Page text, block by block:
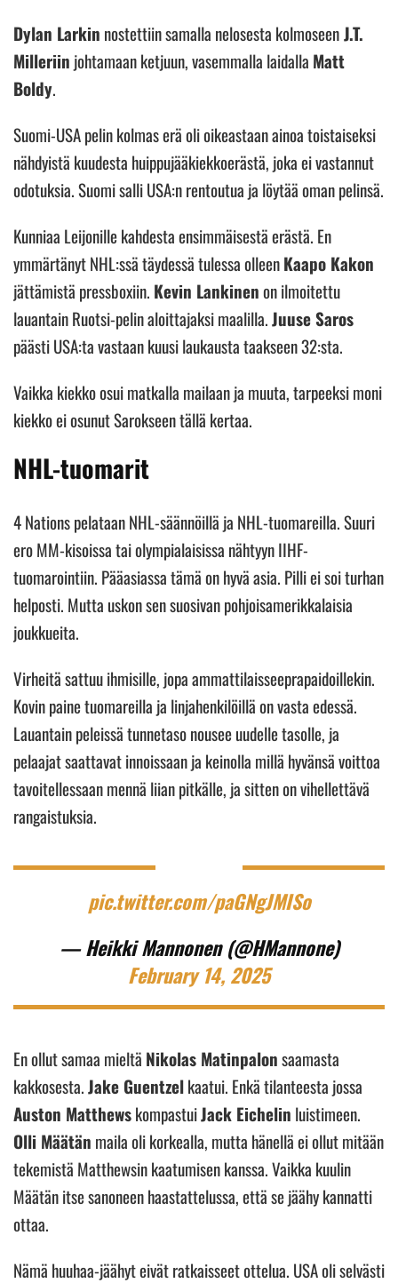
Dylan Larkin nostettiin samalla nelosesta kolmoseenJ.T.
Milleriin johtamaan ketjuun, vasemmalla laidalla Matt
Boldy.
Suomi-USA pelin kolmas erä oli oikeastaan ainoa toistaiseksi
nähdyistä kuudesta huippujääkiekkoerästä, joka ei vastannut
odotuksia. Suomi salli USA:n rentoutua ja löytää oman pelinsä.
Kunniaa Leijonille kahdesta ensimmäisestä erästä. En
ymmärtänyt NHL:ssä täydessä tulessa olleenKaapo Kakon
jättämistä pressboxiin. Kevin Lankinenon ilmoitettu
lauantain Ruotsi-pelin aloittajaksi maalilla.Juuse Saros
päästi USA:ta vastaan kuusi laukausta taakseen 32:sta.
Vaikka kiekko osui matkalla mailaan ja muuta, tarpeeksi moni
kiekko ei osunut Sarokseen tällä kertaa.
NHL-tuomarit
4 Nations pelataan NHL-säännöillä ja NHL-tuomareilla. Suuri
ero MM-kisoissa tai olympialaisissa nähtyyn IIHF-
tuomarointiin. Pääasiassa tämä on hyvä asia. Pilli ei soi turhan
helposti. Mutta uskon sen suosivan pohjoisamerikkalaisia
joukkueita.
Virheitä sattuu ihmisille, jopa ammattilaisseeprapaidoillekin.
Kovin paine tuomareilla ja linjahenkilöillä on vasta edessä.
Lauantain peleissä tunnetaso nousee uudelle tasolle, ja
pelaajat saattavat innoissaan ja keinolla millä hyvänsä voittoa
tavoitellessaan mennä liian pitkälle, ja sitten on vihellettävä
rangaistuksia.
pic.twitter.com/paGNgJMISo
— Heikki Mannonen (@HMannone)
February 14, 2025
En ollut samaa mieltä Nikolas Matinpalonsaamasta
kakkosesta.Jake Guentzelkaatui. Enkä tilanteesta jossa
Auston MatthewskompastuiJack Eichelin luistimeen.
Olli Määtän maila oli korkealla, mutta hänellä ei ollut mitään
tekemistä Matthewsin kaatumisen kanssa. Vaikka kuulin
Määtän itse sanoneen haastattelussa, että se jäähy kannatti
ottaa.
Nämä huuhaa-jäähyt eivät ratkaisseet ottelua. USA oli selvästi